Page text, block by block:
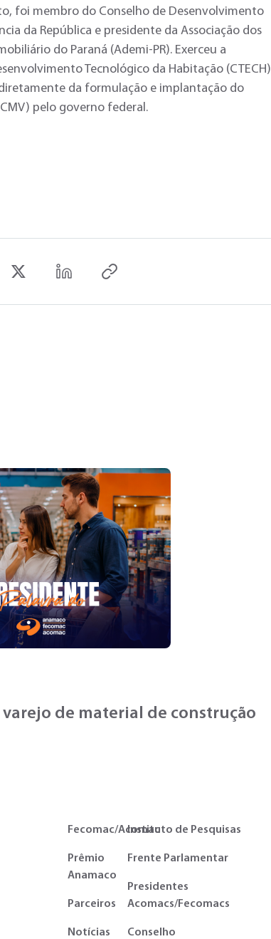
foi membro do Conselho de Desenvolvimento
da República e presidente da Associação dos
do Paraná (Ademi-PR). Exerceu a
Tecnológico da Habitação (CTECH)
da formulação e implantação do
pelo governo federal.
varejo de material de construção
Fecomac/Acomac
Prêmio
Anamaco
Parceiros
Notícias
Instituto de Pesquisas
Frente Parlamentar
Presidentes
Acomacs/Fecomacs
Conselho